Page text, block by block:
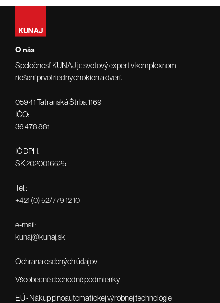
O nás
Spoločnosť KUNAJ je svetový expert v komplexnom
riešení prvotriednych okien a dverí.
059 41 Tatranská Štrba 1169
IČO:
36 478 881
IČ DPH:
SK 2020016625
Tel.:
+421 (0) 52/779 12 10
e-mail:
kunaj@kunaj.sk
Ochrana osobných údajov
Všeobecné obchodné podmienky
EÚ - Nákup plnoautomatickej výrobnej technológie